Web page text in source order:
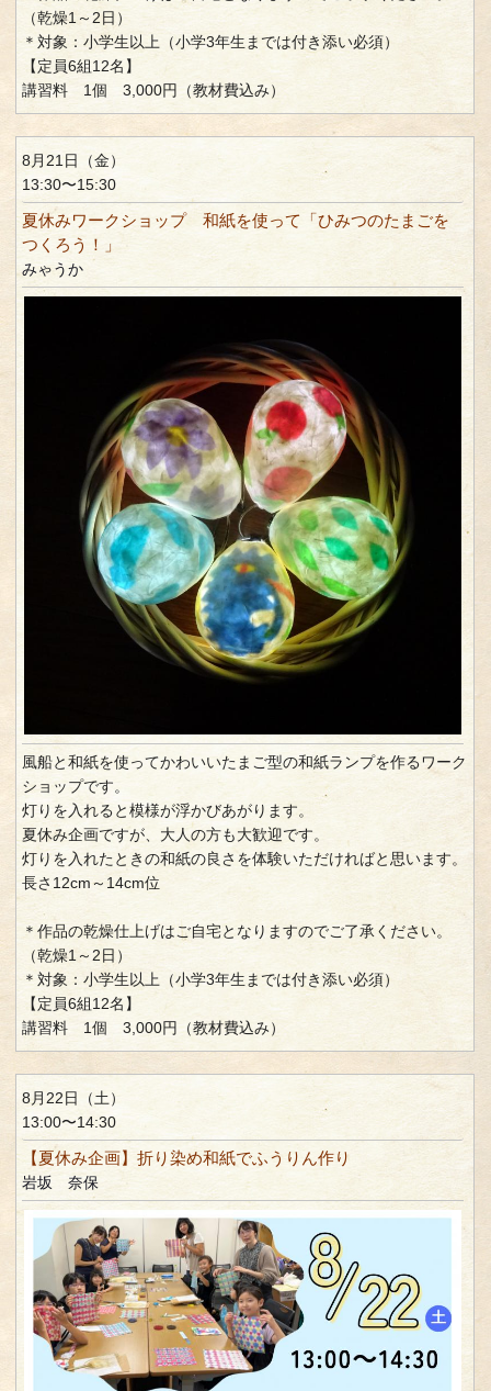
（乾燥1～2日）
＊対象：小学生以上（小学3年生までは付き添い必須）
【定員6組12名】
講習料 1個 3,000円（教材費込み）
8月21日（金）
13:30〜15:30
夏休みワークショップ 和紙を使って「ひみつのたまごを
つくろう！」
みゃうか
風船と和紙を使ってかわいいたまご型の和紙ランプを作るワーク
ショップです。
灯りを入れると模様が浮かびあがります。
夏休み企画ですが、大人の方も大歓迎です。
灯りを入れたときの和紙の良さを体験いただければと思います。
長さ12cm～14cm位
＊作品の乾燥仕上げはご自宅となりますのでご了承ください。
（乾燥1～2日）
＊対象：小学生以上（小学3年生までは付き添い必須）
【定員6組12名】
講習料 1個 3,000円（教材費込み）
8月22日（土）
13:00〜14:30
【夏休み企画】折り染め和紙でふうりん作り
岩坂 奈保